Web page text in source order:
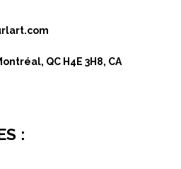
QC H4E 3H8, CA
: